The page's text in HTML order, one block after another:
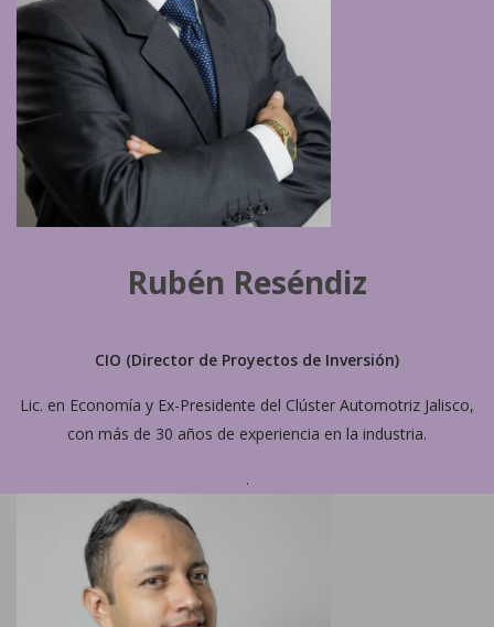
Rubén Reséndiz
CIO (Director de Proyectos de Inversión)
Lic. en Economía y Ex-Presidente del Clúster Automotriz Jalisco,
con más de 30 años de experiencia en la industria.
.